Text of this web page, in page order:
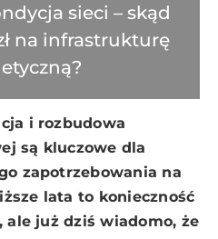
sieci – skąd
na infrastrukturę
i rozbudowa
są kluczowe dla
zapotrzebowania na
lata to konieczność
już dziś wiadomo, że